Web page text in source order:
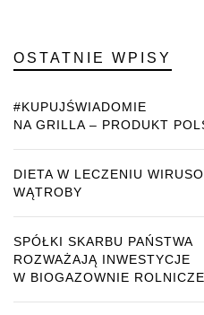
OSTATNIE WPISY
#KUPUJŚWIADOMIE
NA GRILLA – PRODUKT
DIETA W LECZENIU
WĄTROBY
SPÓŁKI SKARBU PAŃSTWA
ROZWAŻAJĄ INWESTYCJE
W BIOGAZOWNIE ROLNICZE